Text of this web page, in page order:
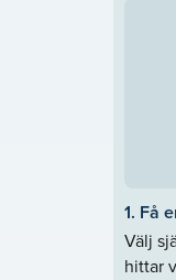
1. Få
Välj
hittar